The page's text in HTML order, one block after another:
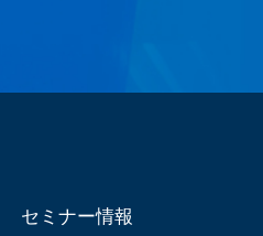
セミナー情報